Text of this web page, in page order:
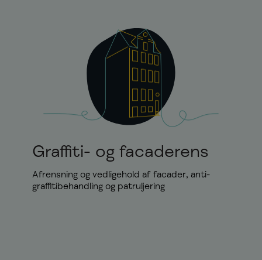
Graffiti- og facaderens
Afrensning og vedligehold af facader, anti-
graffitibehandling og patruljering